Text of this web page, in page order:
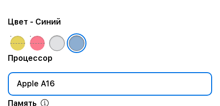
Цвет - Синий
Процессор
Apple A16
Память